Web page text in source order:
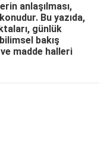
anlaşılması,
Bu yazıda,
günlük
bakış
ve madde halleri